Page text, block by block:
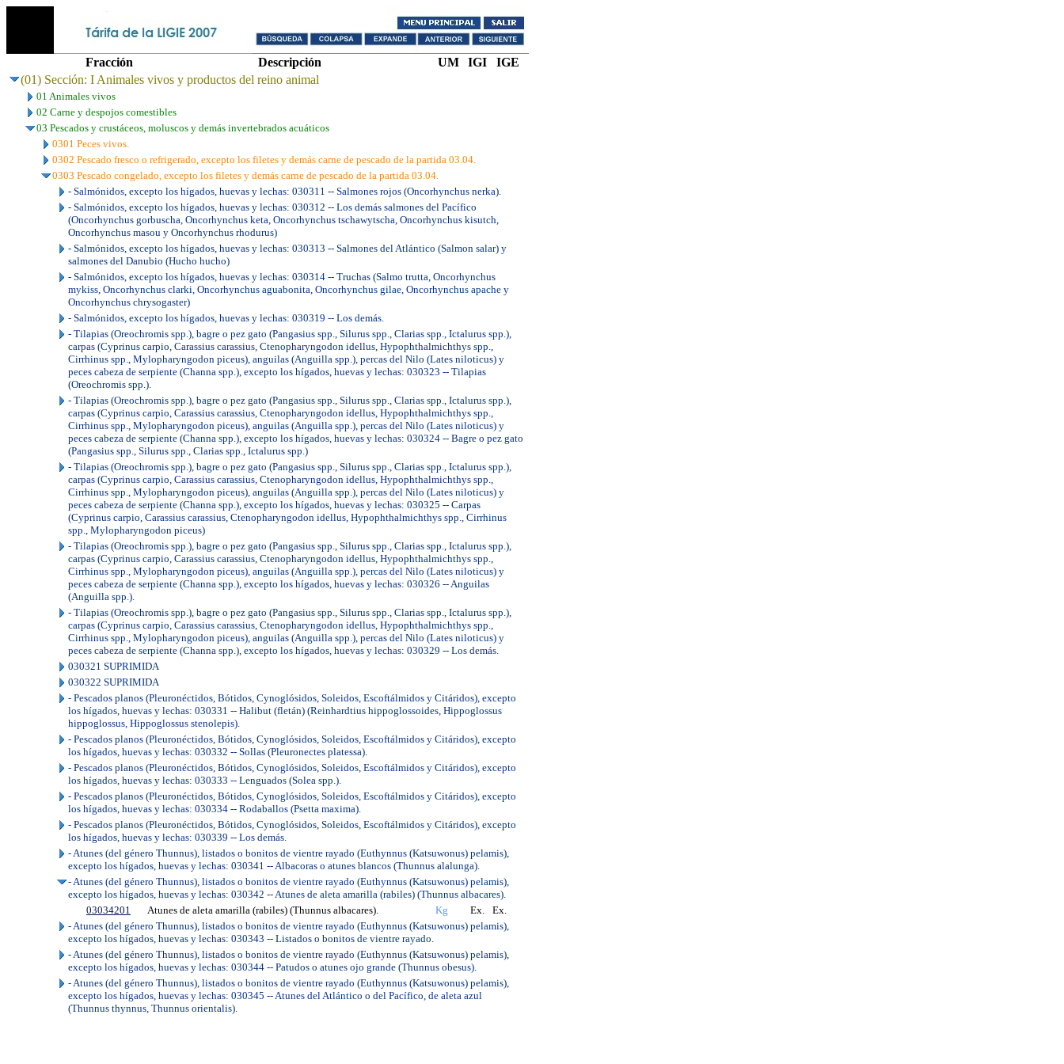
Fracción Descripción UM IGI
IGE
(01) Sección: I Animales vivos y productos del reino animal
01 Animales vivos
02 Carne y despojos comestibles
03 Pescados y crustáceos, moluscos y demás invertebrados acuáticos
0301 Peces vivos.
0302 Pescado fresco o refrigerado, excepto los filetes y demás carne de pescado de la partida 03.04.
0303 Pescado congelado, excepto los filetes y demás carne de pescado de la partida 03.04.
- Salmónidos, excepto los hígados, huevas y lechas: 030311 -- Salmones rojos (Oncorhynchus nerka).
- Salmónidos, excepto los hígados, huevas y lechas: 030312 -- Los demás salmones del Pacífico
(Oncorhynchus gorbuscha, Oncorhynchus keta, Oncorhynchus tschawytscha, Oncorhynchus kisutch,
Oncorhynchus masou y Oncorhynchus rhodurus)
- Salmónidos, excepto los hígados, huevas y lechas: 030313 -- Salmones del Atlántico (Salmon salar) y
salmones del Danubio (Hucho hucho)
- Salmónidos, excepto los hígados, huevas y lechas: 030314 -- Truchas (Salmo trutta, Oncorhynchus
mykiss, Oncorhynchus clarki, Oncorhynchus aguabonita, Oncorhynchus gilae, Oncorhynchus apache y
Oncorhynchus chrysogaster)
- Salmónidos, excepto los hígados, huevas y lechas: 030319 -- Los demás.
- Tilapias (Oreochromis spp.), bagre o pez gato (Pangasius spp., Silurus spp., Clarias spp., Ictalurus spp.),
carpas (Cyprinus carpio, Carassius carassius, Ctenopharyngodon idellus, Hypophthalmichthys spp.,
Cirrhinus spp., Mylopharyngodon piceus), anguilas (Anguilla spp.), percas del Nilo (Lates niloticus) y
peces cabeza de serpiente (Channa spp.), excepto los hígados, huevas y lechas: 030323 -- Tilapias
(Oreochromis spp.).
- Tilapias (Oreochromis spp.), bagre o pez gato (Pangasius spp., Silurus spp., Clarias spp., Ictalurus spp.),
carpas (Cyprinus carpio, Carassius carassius, Ctenopharyngodon idellus, Hypophthalmichthys spp.,
Cirrhinus spp., Mylopharyngodon piceus), anguilas (Anguilla spp.), percas del Nilo (Lates niloticus) y
peces cabeza de serpiente (Channa spp.), excepto los hígados, huevas y lechas: 030324 -- Bagre o pez gato
(Pangasius spp., Silurus spp., Clarias spp., Ictalurus spp.)
- Tilapias (Oreochromis spp.), bagre o pez gato (Pangasius spp., Silurus spp., Clarias spp., Ictalurus spp.),
carpas (Cyprinus carpio, Carassius carassius, Ctenopharyngodon idellus, Hypophthalmichthys spp.,
Cirrhinus spp., Mylopharyngodon piceus), anguilas (Anguilla spp.), percas del Nilo (Lates niloticus) y
peces cabeza de serpiente (Channa spp.), excepto los hígados, huevas y lechas: 030325 -- Carpas
(Cyprinus carpio, Carassius carassius, Ctenopharyngodon idellus, Hypophthalmichthys spp., Cirrhinus
spp., Mylopharyngodon piceus)
- Tilapias (Oreochromis spp.), bagre o pez gato (Pangasius spp., Silurus spp., Clarias spp., Ictalurus spp.),
carpas (Cyprinus carpio, Carassius carassius, Ctenopharyngodon idellus, Hypophthalmichthys spp.,
Cirrhinus spp., Mylopharyngodon piceus), anguilas (Anguilla spp.), percas del Nilo (Lates niloticus) y
peces cabeza de serpiente (Channa spp.), excepto los hígados, huevas y lechas: 030326 -- Anguilas
(Anguilla spp.).
- Tilapias (Oreochromis spp.), bagre o pez gato (Pangasius spp., Silurus spp., Clarias spp., Ictalurus spp.),
carpas (Cyprinus carpio, Carassius carassius, Ctenopharyngodon idellus, Hypophthalmichthys spp.,
Cirrhinus spp., Mylopharyngodon piceus), anguilas (Anguilla spp.), percas del Nilo (Lates niloticus) y
peces cabeza de serpiente (Channa spp.), excepto los hígados, huevas y lechas: 030329 -- Los demás.
030321 SUPRIMIDA
030322 SUPRIMIDA
- Pescados planos (Pleuronéctidos, Bótidos, Cynoglósidos, Soleidos, Escoftálmidos y Citáridos), excepto
los hígados, huevas y lechas: 030331 -- Halibut (fletán) (Reinhardtius hippoglossoides, Hippoglossus
hippoglossus, Hippoglossus stenolepis).
- Pescados planos (Pleuronéctidos, Bótidos, Cynoglósidos, Soleidos, Escoftálmidos y Citáridos), excepto
los hígados, huevas y lechas: 030332 -- Sollas (Pleuronectes platessa).
- Pescados planos (Pleuronéctidos, Bótidos, Cynoglósidos, Soleidos, Escoftálmidos y Citáridos), excepto
los hígados, huevas y lechas: 030333 -- Lenguados (Solea spp.).
- Pescados planos (Pleuronéctidos, Bótidos, Cynoglósidos, Soleidos, Escoftálmidos y Citáridos), excepto
los hígados, huevas y lechas: 030334 -- Rodaballos (Psetta maxima).
- Pescados planos (Pleuronéctidos, Bótidos, Cynoglósidos, Soleidos, Escoftálmidos y Citáridos), excepto
los hígados, huevas y lechas: 030339 -- Los demás.
- Atunes (del género Thunnus), listados o bonitos de vientre rayado (Euthynnus (Katsuwonus) pelamis),
excepto los hígados, huevas y lechas: 030341 -- Albacoras o atunes blancos (Thunnus alalunga).
- Atunes (del género Thunnus), listados o bonitos de vientre rayado (Euthynnus (Katsuwonus) pelamis),
excepto los hígados, huevas y lechas: 030342 -- Atunes de aleta amarilla (rabiles) (Thunnus albacares).
03034201
Atunes de aleta amarilla (rabiles) (Thunnus albacares). Kg Ex.
Ex.
- Atunes (del género Thunnus), listados o bonitos de vientre rayado (Euthynnus (Katsuwonus) pelamis),
excepto los hígados, huevas y lechas: 030343 -- Listados o bonitos de vientre rayado.
- Atunes (del género Thunnus), listados o bonitos de vientre rayado (Euthynnus (Katsuwonus) pelamis),
excepto los hígados, huevas y lechas: 030344 -- Patudos o atunes ojo grande (Thunnus obesus).
- Atunes (del género Thunnus), listados o bonitos de vientre rayado (Euthynnus (Katsuwonus) pelamis),
excepto los hígados, huevas y lechas: 030345 -- Atunes del Atlántico o del Pacífico, de aleta azul
(Thunnus thynnus, Thunnus orientalis).